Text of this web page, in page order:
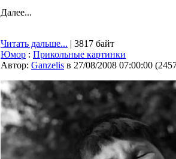
Далее...
Читать дальше... | 3817 байт
Юмор : Прикольные картинки
Автор: Ganzelis в 27/08/2008 07:00:00 (